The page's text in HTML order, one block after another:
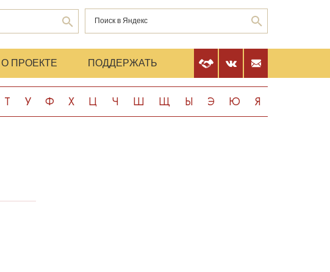
О ПРОЕКТЕ ПОДДЕРЖАТЬ
Т У Ф Х Ц Ч Ш Щ Ы Э Ю Я